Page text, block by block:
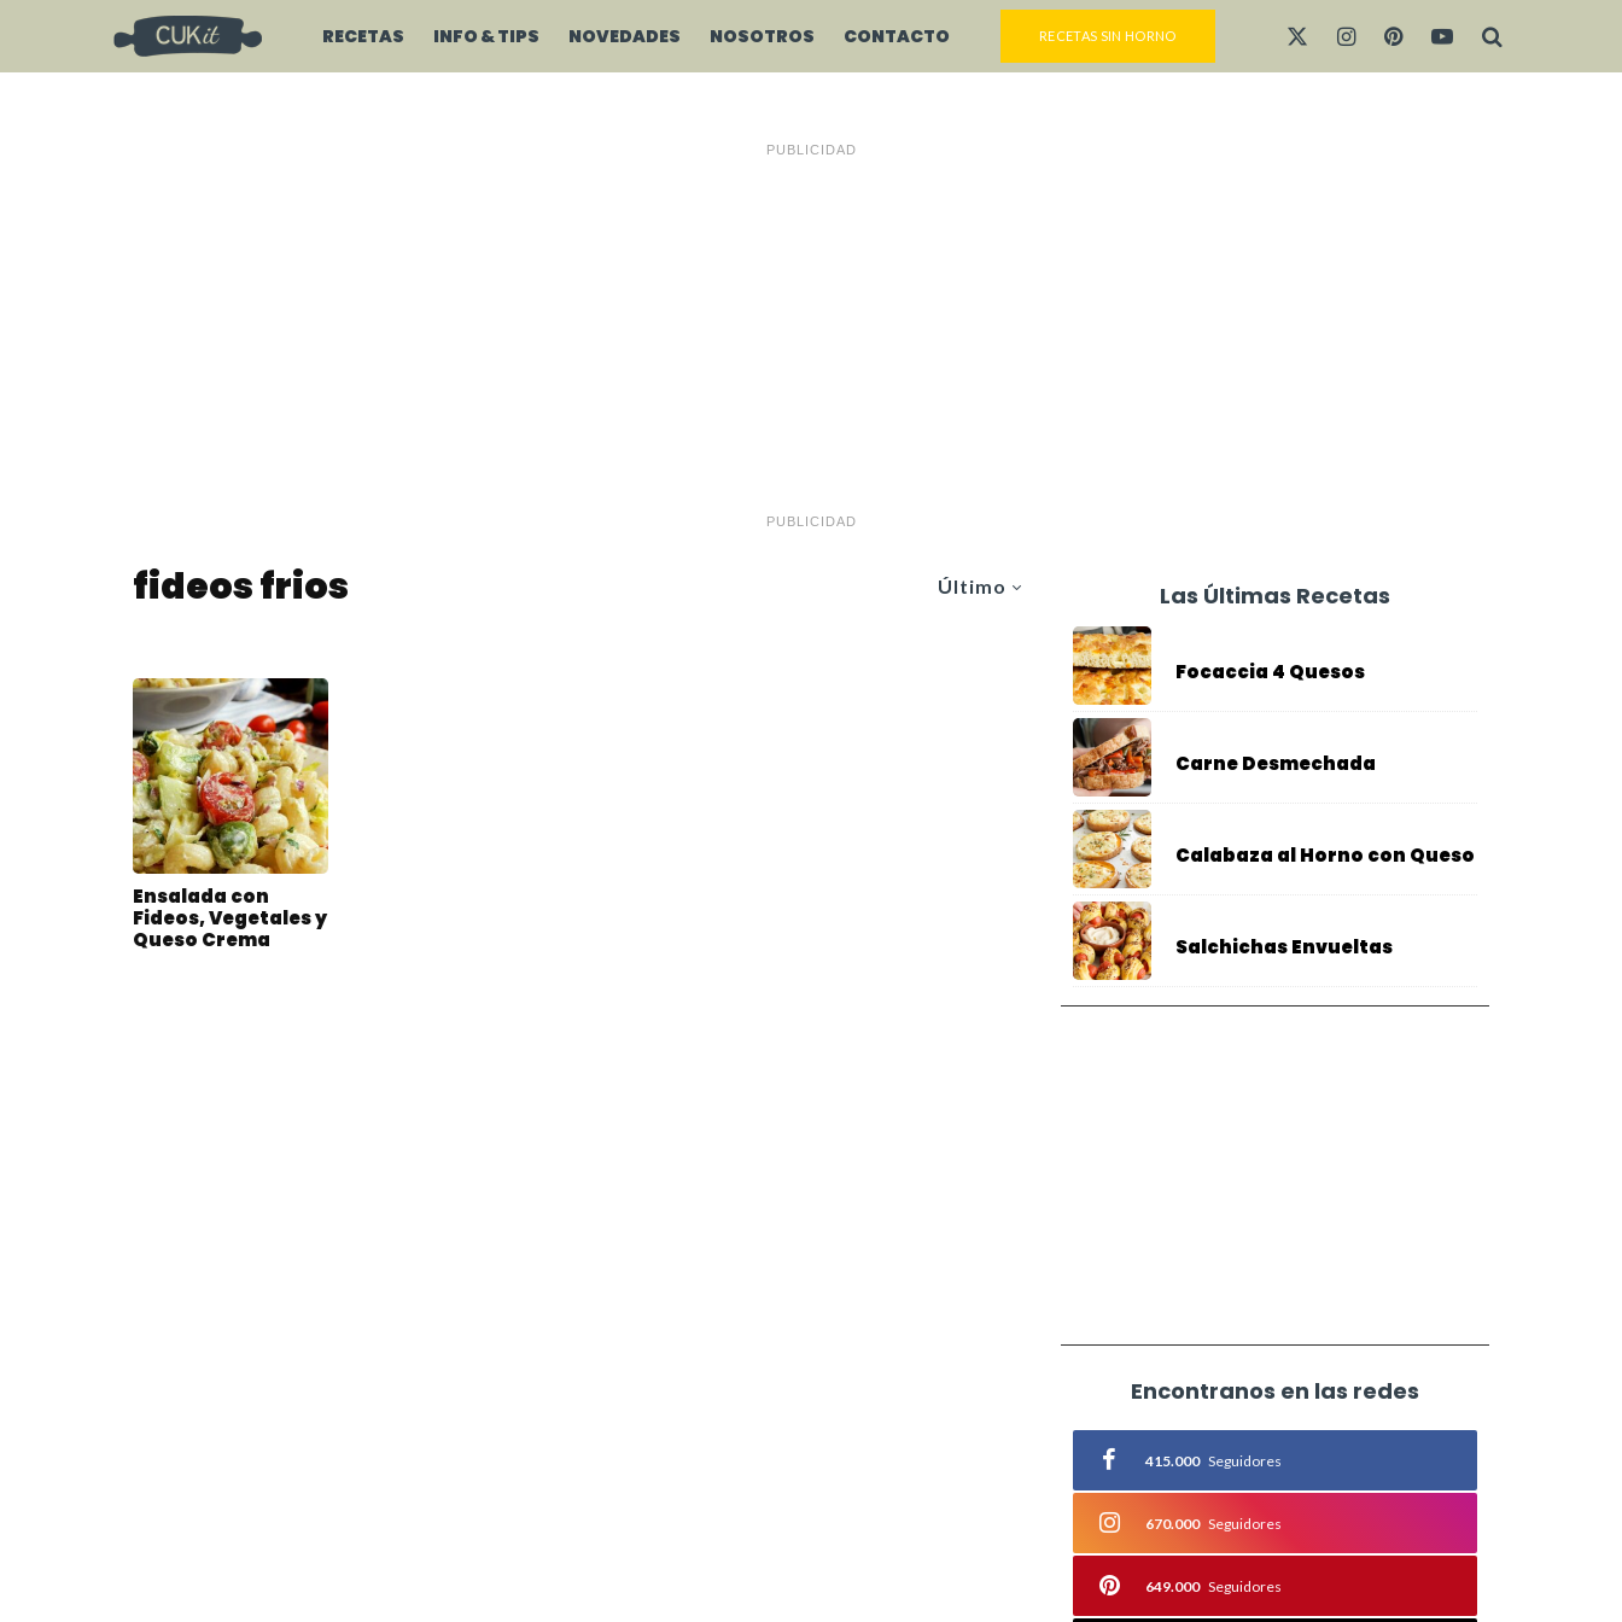
RECETAS INFO & TIPS NOVEDADES NOSOTROS CONTACTO RECETAS SIN HORNO
PUBLICIDAD
PUBLICIDAD
Último
fideos frios
Ensalada con
Fideos, Vegetales y
Queso Crema
Las Últimas Recetas
Focaccia 4 Quesos
Carne Desmechada
Calabaza al Horno con Queso
Salchichas Envueltas
Encontranos en las redes
415.000 Seguidores
670.000 Seguidores
649.000 Seguidores